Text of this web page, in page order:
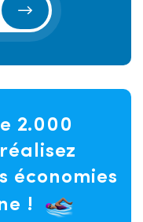
2.000
économies
!